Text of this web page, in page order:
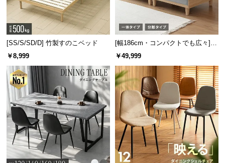
[SS/S/SD/D] 竹製すのこベッド
￥8,999
[幅186cm・コンパクトでも広々] 3
人掛けソファベッド リクライニン
グ 天然木フレーム 北欧
￥49,999